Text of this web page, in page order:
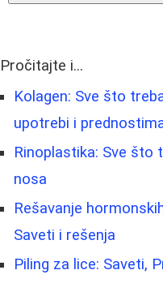
Pročitajte i...
Kolagen: Sve što
upotrebi i
Rinoplastika: Sve što
nosa
Rešavanje
Saveti i rešenja
Piling za lice: Saveti,